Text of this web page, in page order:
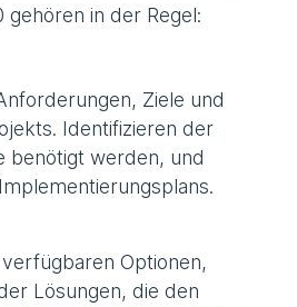
gehören in der Regel:
Ziele und
Identifizieren der
benötigt werden, und
Optionen,
Lösungen, die den